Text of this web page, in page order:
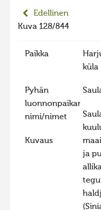
Hiite kuvavõistlus
Hiite kuvavõistlus
Hiite kuvavõistlus
Liikkuvat kuvat 2020
Hiite kuvavõistlus
Hiite kuvavõistlus
Hiite kuvavõistlus
Hiite kuvavõistlus
Edellinen
Kuva 128/844
Paikka
küla
Pyhän
luonnonpaikan
nimi/nimet
Kuvaus
ja